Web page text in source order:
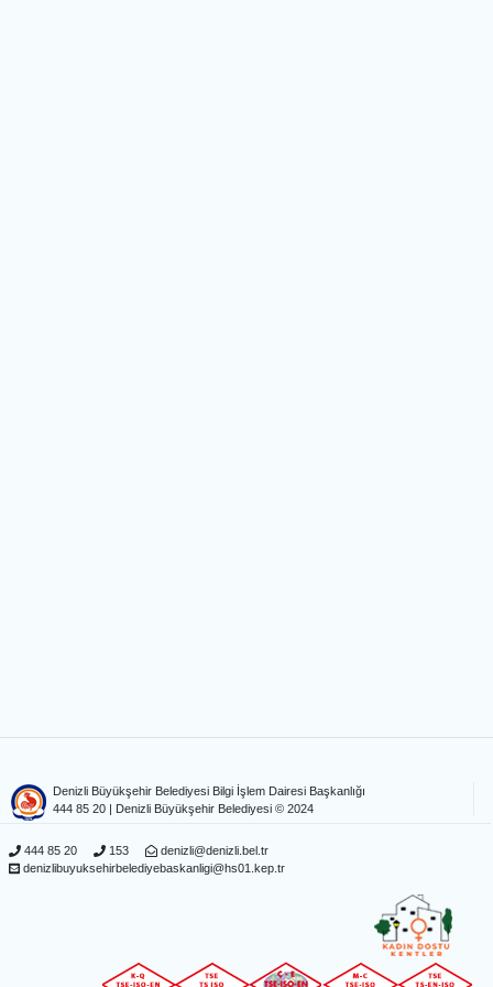
Denizli Büyükşehir Belediyesi Bilgi İşlem Dairesi Başkanlığı
444 85 20
| Denizli Büyükşehir Belediyesi © 2024
444 85 20 153
denizli@denizli.bel.tr
denizlibuyuksehirbelediyebaskanligi@hs01.kep.tr